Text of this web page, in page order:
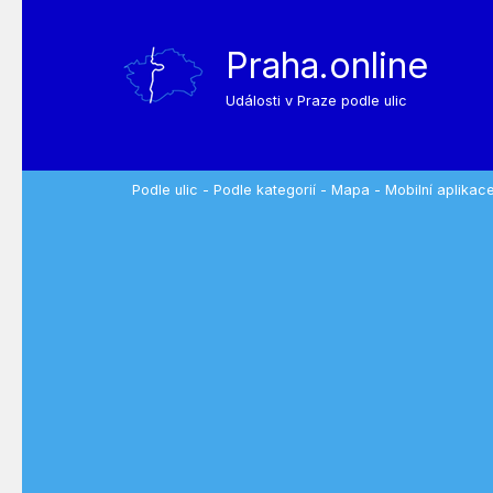
Praha.online
Události v Praze podle ulic
Podle ulic - Podle kategorií - Mapa - Mobilní